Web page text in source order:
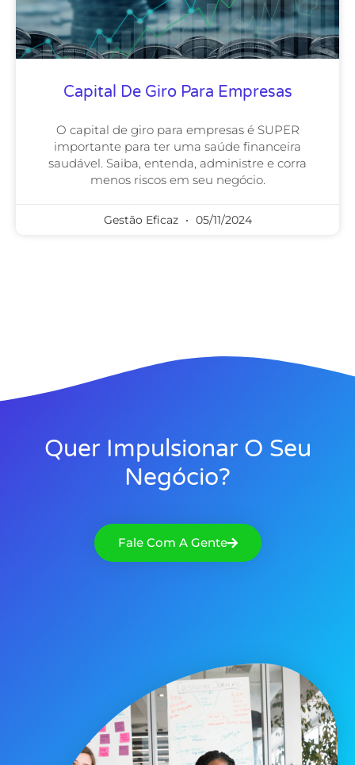
Capital De Giro Para Empresas
O capital de giro para empresas é SUPER
importante para ter uma saúde financeira
saudável. Saiba, entenda, administre e corra
menos riscos em seu negócio.
Gestão Eficaz 05/11/2024
Quer Impulsionar O Seu
Negócio?
Fale Com A Gente